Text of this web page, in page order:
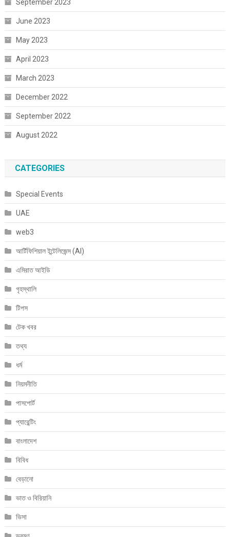
September 2023
June 2023
May 2023
April 2023
March 2023
December 2022
September 2022
August 2022
CATEGORIES
Special Events
UAE
web3
আর্টিফিশিয়াল ইন্টেলিজেন্স (AI)
এমিরাত আইডি
গৃহস্থালি
টিপস
টেক খবর
তথ্য
ধর্ম
নিয়মনীতি
পাসপোর্ট
প্যারেন্টিং
বাংলাদেশ
বিবিধ
বেড়ানো
ভাত ও বিরিয়ানি
ভিসা